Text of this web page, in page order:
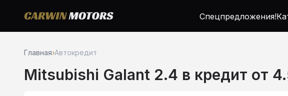
Спецпредложения!
Главная›Автокредит
Mitsubishi Galant 2.4 в кредит от